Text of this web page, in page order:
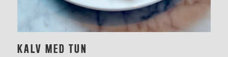
KALV MED TUN